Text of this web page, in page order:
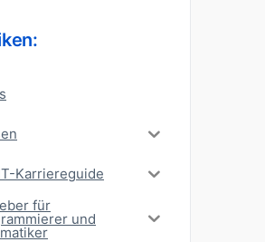
Karriereguide
für
und